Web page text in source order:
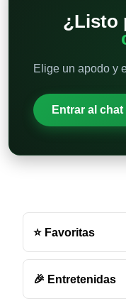
¿Listo
Elige un apodo y
Entrar al
de
chat
disponibles
⭐ Favoritas
🎉 Entretenidas